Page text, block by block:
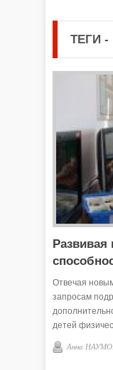
ТЕГИ -
Развивая
Отвечая
запросам
детей
«рисовать»,
Анна